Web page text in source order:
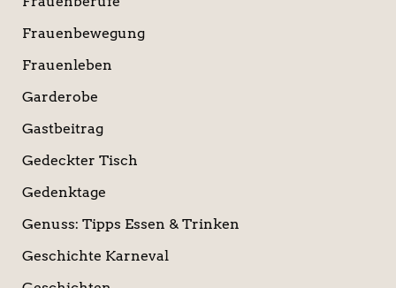
Frauenbewegung
Frauenleben
Garderobe
Gastbeitrag
Gedeckter Tisch
Gedenktage
Genuss: Tipps Essen & Trinken
Geschichte Karneval